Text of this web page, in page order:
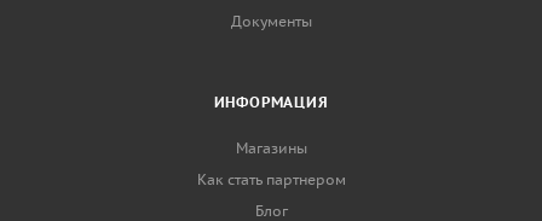
Документы
ИНФОРМАЦИЯ
Магазины
Как стать партнером
Блог